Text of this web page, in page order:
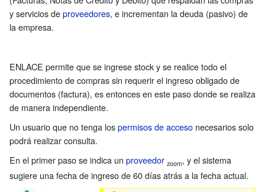
y servicios deproveedores, e incrementan la deuda (pasivo) de
la empresa.
ENLACE permite que se ingrese stock y se realice todo el
procedimiento de compras sin requerir el ingreso obligado de
documentos (factura), es entonces en este paso donde se realiza
de manera independiente.
Un usuario que no tenga lospermisos de acceso necesarios solo
podrá realizar consulta.
En el primer paso se indica un proveedor zoom, y el sistema
sugiere una fecha de ingreso de 60 días atrás a la fecha actual.